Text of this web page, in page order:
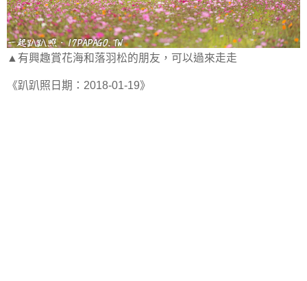
▲有興趣賞花海和落羽松的朋友，可以過來走走
《趴趴照日期：2018-01-19》